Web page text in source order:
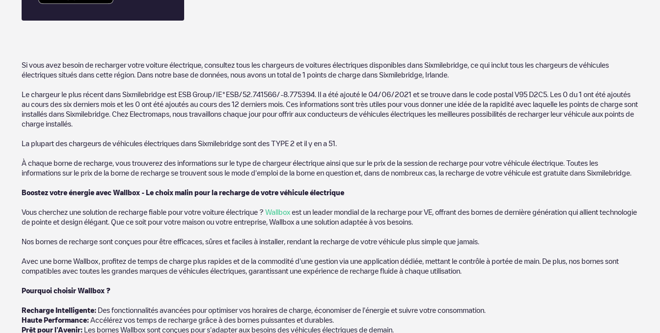
Si vous avez besoin de recharger votre voiture électrique, consultez tous les chargeurs de voitures électriques disponibles dans Sixmilebridge , ce qui inclut tous les chargeurs de véhicules
électriques situés dans cette région. Dans notre base de données, nous avons un total de 1 points de charge dans Sixmilebridge Irlande
Le chargeur le plus récent dans Sixmilebridge est ESB Group/IE*ESB/52.741566/-8.775394 . Il a été ajouté le 04/06/2021 et se trouve dans le code postal V95 D2C5 . Les 0 du 1 ont été ajoutés
au cours des six derniers mois et les 0 ont été ajoutés au cours des 12 derniers mois. Ces informations sont très utiles pour vous donner une idée de la rapidité avec laquelle les points de charge sont
installés dans Sixmilebridge . Chez Electromaps, nous travaillons chaque jour pour offrir aux conducteurs de véhicules électriques les meilleures possibilités de recharger leur véhicule aux points de
charge installés.
La plupart des chargeurs de véhicules électriques dans Sixmilebridge sont des TYPE 2 et il y en a 51
À chaque borne de recharge, vous trouverez des informations sur le type de chargeur électrique ainsi que sur le prix de la session de recharge pour votre véhicule électrique. Toutes les
informations sur le prix de la borne de recharge se trouvent sous le mode d'emploi de la borne en question et, dans de nombreux cas, la recharge de votre véhicule est gratuite dans Sixmilebridge
Boostez votre énergie avec Wallbox - Le choix malin pour la recharge de votre véhicule électrique
Vous cherchez une solution de recharge fiable pour votre voiture électrique ? Wallbox est un leader mondial de la recharge pour VE, offrant des bornes de dernière génération qui allient technologie
de pointe et design élégant. Que ce soit pour votre maison ou votre entreprise, Wallbox a une solution adaptée à vos besoins.
Nos bornes de recharge sont conçues pour être efficaces, sûres et faciles à installer, rendant la recharge de votre véhicule plus simple que jamais.
Avec une borne Wallbox, profitez de temps de charge plus rapides et de la commodité d'une gestion via une application dédiée, mettant le contrôle à portée de main. De plus, nos bornes sont
compatibles avec toutes les grandes marques de véhicules électriques, garantissant une expérience de recharge fluide à chaque utilisation.
Pourquoi choisir Wallbox ?
Recharge Intelligente: Des fonctionnalités avancées pour optimiser vos horaires de charge, économiser de l'énergie et suivre votre consommation.
Haute Performance: Accélérez vos temps de recharge grâce à des bornes puissantes et durables.
Prêt pour l'Avenir: Les bornes Wallbox sont conçues pour s'adapter aux besoins des véhicules électriques de demain.